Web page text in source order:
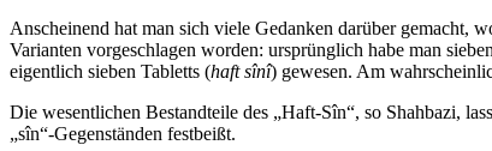
Anscheinend hat man sich viele Gedanken darüber gemacht,
Varianten vorgeschlagen worden: ursprünglich habe man
eigentlich sieben Tabletts (haft sînî) gewesen. Am
Die wesentlichen Bestandteile des „Haft-Sîn“, so Shahbazi,
„sîn“-Gegenständen festbeißt.